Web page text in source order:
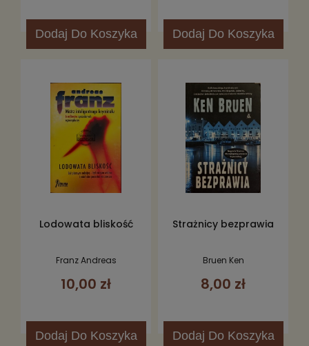
Dodaj Do Koszyka Dodaj Do Koszyka
Lodowata bliskość
Franz Andreas
10,00 zł
Dodaj Do Koszyka
Strażnicy bezprawia
Bruen Ken
8,00 zł
Dodaj Do Koszyka